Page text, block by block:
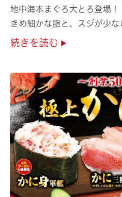
地中海本まぐろ大とろ登場！
きめ細かな脂と、スジが少
さらに、鹿児島で育った高級
続きを読む